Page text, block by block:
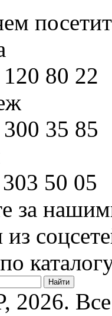
120 80 22
300 35 85
303 50 05
за
2026.